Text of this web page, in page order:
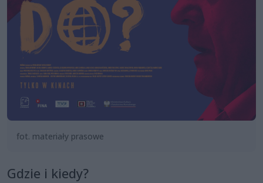
fot. materiały prasowe
Gdzie i kiedy?